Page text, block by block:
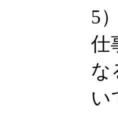
5
仕
な
い